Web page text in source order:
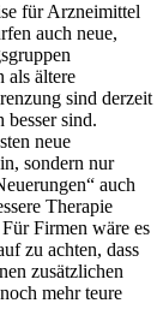
für Arzneimittel
auch neue,
als ältere
sind derzeit
besser sind.
neue
sondern nur
auch
Therapie
Firmen wäre es
zu achten, dass
zusätzlichen
mehr teure